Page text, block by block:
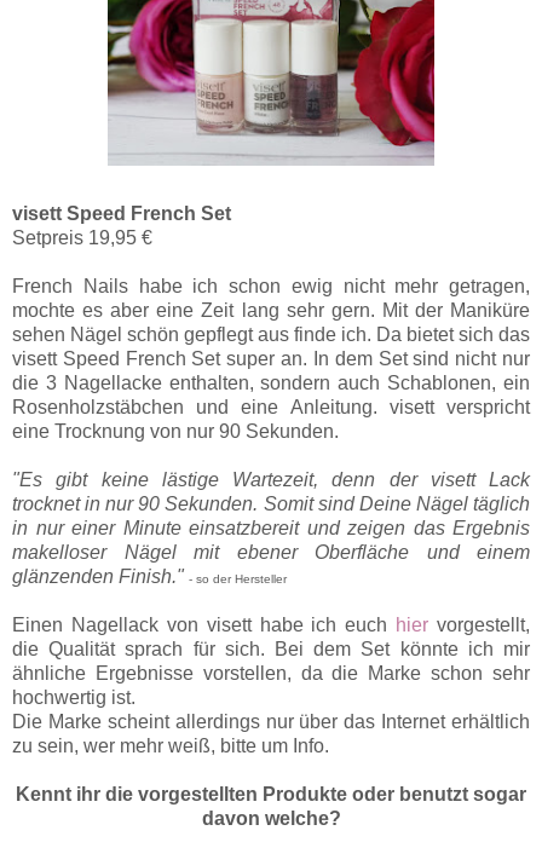
visett Speed French Set
Setpreis 19,95 €
French Nails habe ich schon ewig nicht mehr getragen,
mochte es aber eine Zeit lang sehr gern. Mit der Maniküre
sehen Nägel schön gepflegt aus finde ich. Da bietet sich das
visett Speed French Set super an. In dem Set sind nicht nur
die 3 Nagellacke enthalten, sondern auch Schablonen, ein
Rosenholzstäbchen und eine Anleitung. visett verspricht
eine Trocknung von nur 90 Sekunden.
"Es gibt keine lästige Wartezeit, denn der visett Lack
trocknet in nur 90 Sekunden. Somit sind Deine Nägel täglich
in nur einer Minute einsatzbereit und zeigen das Ergebnis
makelloser Nägel mit ebener Oberfläche und einem
glänzenden Finish." - so der Hersteller
Einen Nagellack von visett habe ich euch hier vorgestellt,
die Qualität sprach für sich. Bei dem Set könnte ich mir
ähnliche Ergebnisse vorstellen, da die Marke schon sehr
hochwertig ist.
Die Marke scheint allerdings nur über das Internet erhältlich
zu sein, wer mehr weiß, bitte um Info.
Kennt ihr die vorgestellten Produkte oder benutzt sogar
davon welche?